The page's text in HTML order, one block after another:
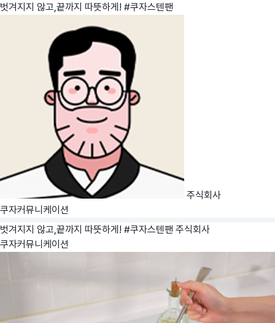
벗겨지지 않고,끝까지 따뜻하게! #쿠자스텐팬
주식회사
쿠자커뮤니케이션
벗겨지지 않고,끝까지 따뜻하게! #쿠자스텐팬 주식회사
쿠자커뮤니케이션